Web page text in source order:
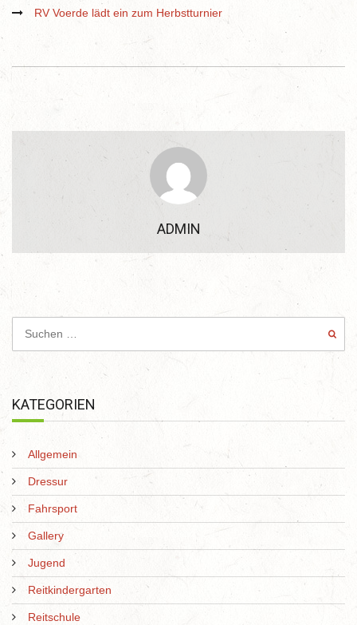
RV Voerde lädt ein zum Herbstturnier
ADMIN
KATEGORIEN
Allgemein
Dressur
Fahrsport
Gallery
Jugend
Reitkindergarten
Reitschule